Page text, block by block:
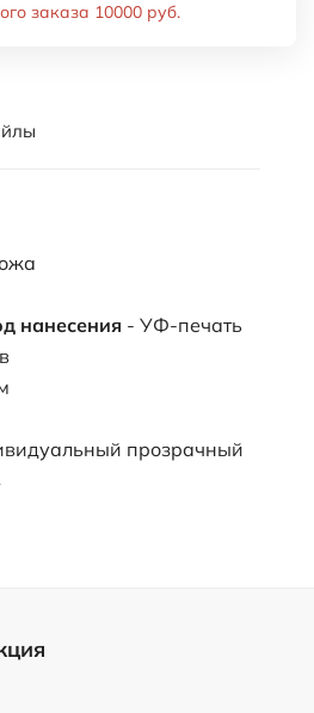
заказа 10000 руб.
нанесения - УФ-печать
прозрачный